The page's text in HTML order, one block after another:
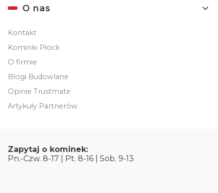
O nas
Kontakt
Kominki Płock
O firmie
Blogi Budowlane
Opinie Trustmate
Artykuły Partnerów
Zapytaj o kominek:
Pn.-Czw. 8-17 | Pt. 8-16 | Sob. 9-13